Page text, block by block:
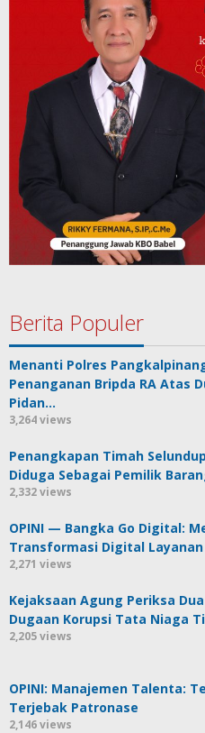
Berita Populer
Menanti Polres
Penanganan Bripda RA Atas
Pidan…
3,264 views
Penangkapan Timah
Diduga Sebagai Pemilik
2,332 views
OPINI — Bangka Go Digital:
Transformasi Digital
2,271 views
Kejaksaan Agung Periksa
Dugaan Korupsi Tata Niaga
2,205 views
OPINI: Manajemen Talenta:
Terjebak Patronase
2,146 views